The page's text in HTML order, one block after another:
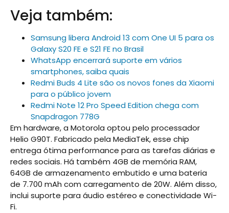
Veja também:
Samsung libera Android 13 com One UI 5 para os
Galaxy S20 FE e S21 FE no Brasil
WhatsApp encerrará suporte em vários
smartphones, saiba quais
Redmi Buds 4 Lite são os novos fones da Xiaomi
para o público jovem
Redmi Note 12 Pro Speed Edition chega com
Snapdragon 778G
Em hardware, a Motorola optou pelo processador
Helio G90T. Fabricado pela MediaTek, esse chip
entrega ótima performance para as tarefas diárias e
redes sociais. Há também 4GB de memória RAM,
64GB de armazenamento embutido e uma bateria
de 7.700 mAh com carregamento de 20W. Além disso,
inclui suporte para áudio estéreo e conectividade Wi-
Fi.